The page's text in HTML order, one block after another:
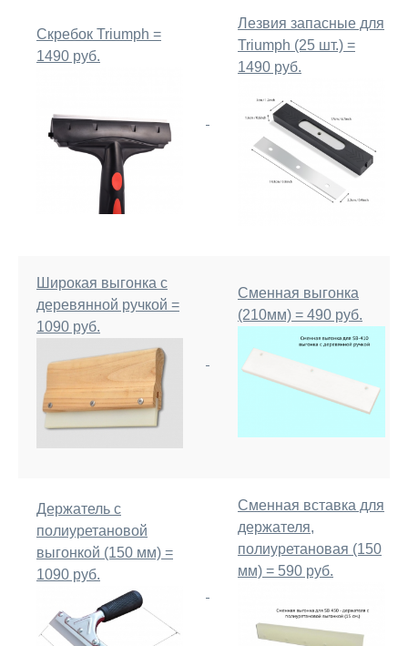
Скребок Triumph =
1490 руб.
Лезвия запасные для
Triumph (25 шт.) =
1490 руб.
Широкая выгонка с
деревянной ручкой =
1090 руб.
Сменная выгонка
(210мм) = 490 руб.
Держатель с
полиуретановой
выгонкой (150 мм) =
1090 руб.
Сменная вставка для
держателя,
полиуретановая (150
мм) = 590 руб.